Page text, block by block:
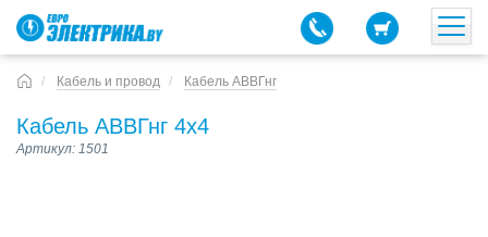
Кабель и провод Кабель АВВГнг
Кабель АВВГнг 4х4
Артикул: 1501